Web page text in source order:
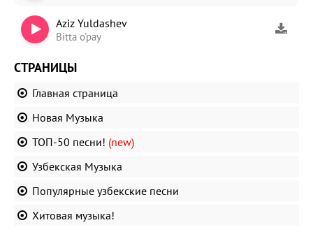
Aziz Yuldashev
Bitta o'pay
СТРАНИЦЫ
Главная страница
Новая Музыка
ТОП-50 песни! (new)
Узбекская Музыка
Популярные узбекские песни
Хитовая музыка!